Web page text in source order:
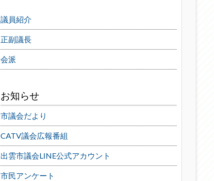
議員紹介
正副議長
会派
お知らせ
市議会だより
CATV議会広報番組
出雲市議会LINE公式アカウント
市民アンケート